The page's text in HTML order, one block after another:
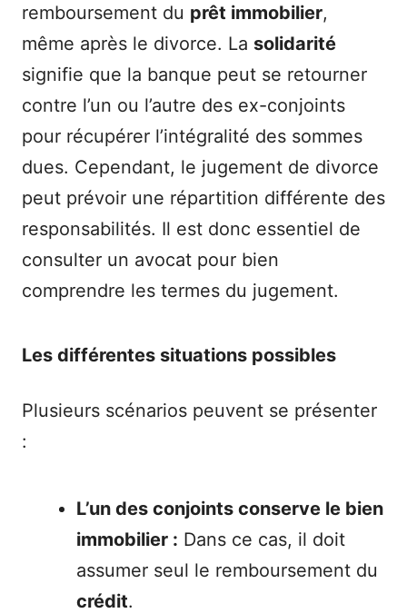
remboursement du prêt immobilier,
même après le divorce. La solidarité
signifie que la banque peut se retourner
contre l’un ou l’autre des ex-conjoints
pour récupérer l’intégralité des sommes
dues. Cependant, le jugement de divorce
peut prévoir une répartition différente des
responsabilités. Il est donc essentiel de
consulter un avocat pour bien
comprendre les termes du jugement.
Les différentes situations possibles
Plusieurs scénarios peuvent se présenter
:
L’un des conjoints conserve le bien
immobilier : Dans ce cas, il doit
assumer seul le remboursement du
crédit.